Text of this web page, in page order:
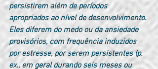
persistirem além de períodos
apropriados ao nível de desenvolvimento.
Eles diferem do medo ou da ansiedade
provisórios, com frequência induzidos
por estresse, por serem persistentes (p.
ex., em geral durando seis meses ou